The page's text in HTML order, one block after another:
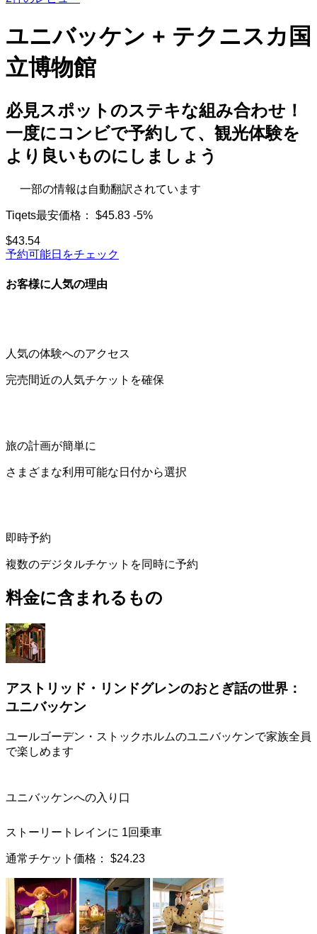
ユニバッケン + テクニスカ国
立博物館
必見スポットのステキな組み合わせ！
一度にコンビで予約して、観光体験を
より良いものにしましょう
一部の情報は自動翻訳されています
Tiqets最安価格： $45.83 -5%
$43.54
予約可能日をチェック
お客様に人気の理由
人気の体験へのアクセス
完売間近の人気チケットを確保
旅の計画が簡単に
さまざまな利用可能な日付から選択
即時予約
複数のデジタルチケットを同時に予約
料金に含まれるもの
アストリッド・リンドグレンのおとぎ話の世界：
ユニバッケン
ユールゴーデン・ストックホルムのユニバッケンで家族全員
で楽しめます
ユニバッケンへの入り口
ストーリートレインに 1回乗車
通常チケット価格： $24.23